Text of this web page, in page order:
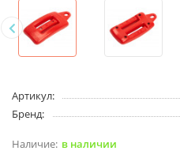
Артикул:
Бренд:
в наличии